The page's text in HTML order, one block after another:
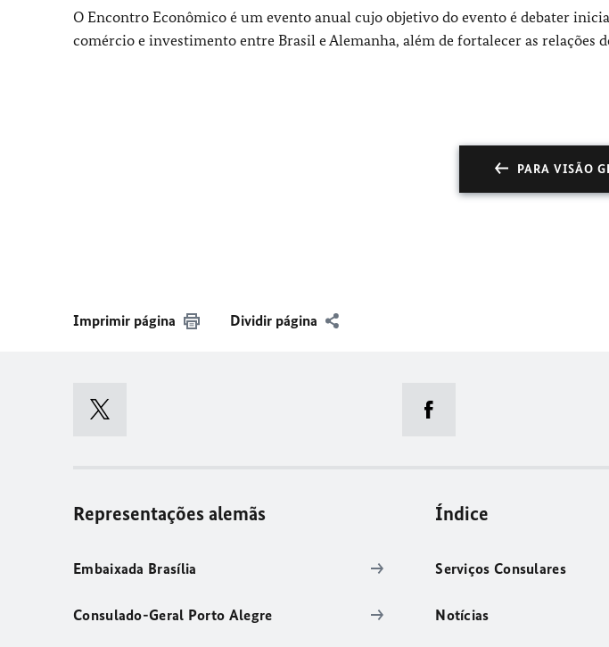
O Encontro Econômico é um evento anual cujo objetivo do evento é debater
comércio e investimento entre Brasil e Alemanha, além de fortalecer as relações
PARA VISÃO
Imprimir página Dividir página
Representações alemãs
Embaixada Brasília
Consulado-Geral Porto Alegre
Índice
Serviços Consulares
Notícias